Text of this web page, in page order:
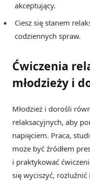
akceptujący.
Ciesz się stanem
codziennych spraw.
Ćwiczenia
młodzieży i
Młodzież i dorośli
relaksacyjnych, aby
napięciem. Praca,
może być źródłem
i praktykować
się wyciszyć,